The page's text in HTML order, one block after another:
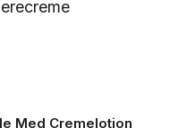
Med Cremelotion